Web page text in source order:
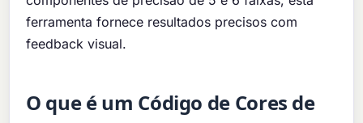
ferramenta fornece resultados precisos com
feedback visual.
O que é um Código de Cores de